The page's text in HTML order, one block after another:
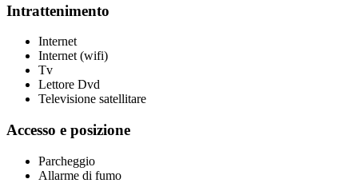
Intrattenimento
Internet
Internet (wifi)
Tv
Lettore Dvd
Televisione satellitare
Accesso e posizione
Parcheggio
Allarme di fumo